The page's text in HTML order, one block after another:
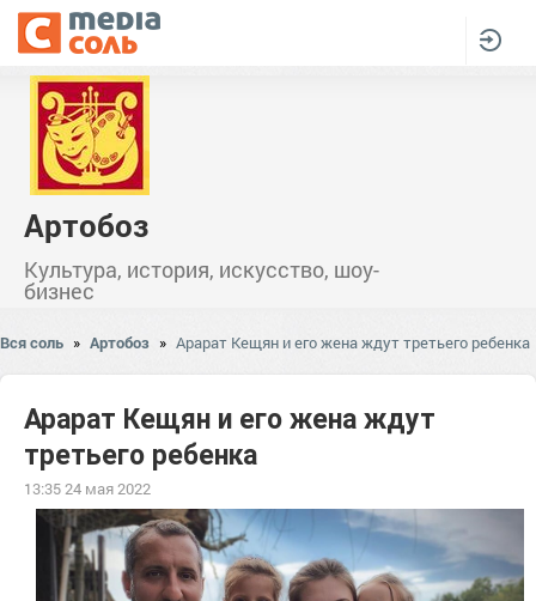
Артобоз
Культура, история, искусство, шоу-
бизнес
Вся соль » Артобоз » Арарат Кещян и его жена ждут третьего ребенка
Арарат Кещян и его жена ждут
третьего ребенка
13:35 24 мая 2022